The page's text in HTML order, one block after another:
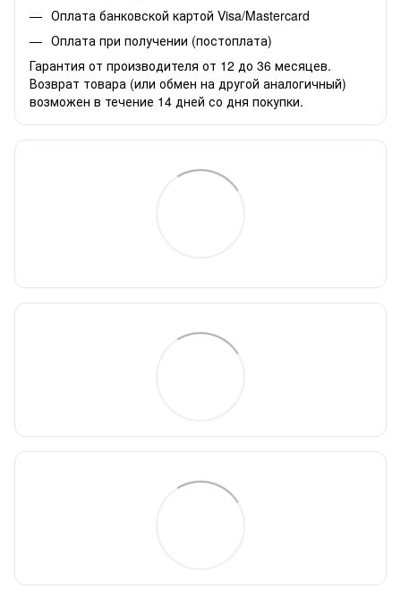
Оплата банковской картой Visa/Mastercard
Оплата при получении (постоплата)
Гарантия от производителя от 12 до 36 месяцев.
Возврат товара (или обмен на другой аналогичный)
возможен в течение 14 дней со дня покупки.